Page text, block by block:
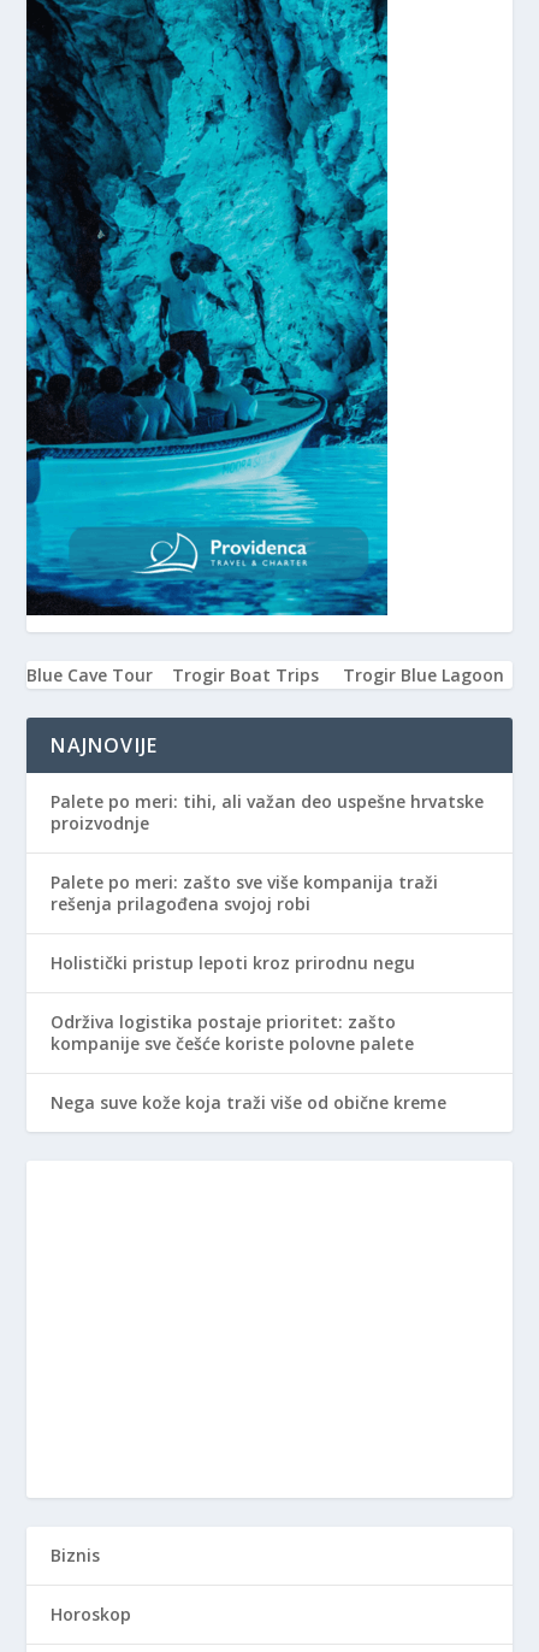
Blue Cave Tour Trogir Boat Trips Trogir Blue Lagoon
NAJNOVIJE
Palete po meri: tihi, ali važan deo uspešne hrvatske
proizvodnje
Palete po meri: zašto sve više kompanija traži
rešenja prilagođena svojoj robi
Holistički pristup lepoti kroz prirodnu negu
Održiva logistika postaje prioritet: zašto
kompanije sve češće koriste polovne palete
Nega suve kože koja traži više od obične kreme
Biznis
Horoskop